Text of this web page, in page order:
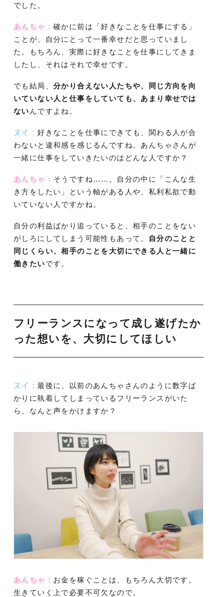
でした。
あんちゃ： 確かに前は「好きなことを仕事にする」
ことが、自分にとって一番幸せだと思っていまし
た。もちろん、実際に好きなことを仕事にしてきま
したし、それはそれで幸せです。
でも結局、 分かり合えない人たちや、同じ方向を向
いていない人と仕事をしていても、あまり幸せでは
ない んですよね。
ヌイ：好きなことを仕事にできても、関わる人が合
わないと違和感を感じるんですね。あんちゃさんが
一緒に仕事をしていきたいのはどんな人ですか？
あんちゃ： そうですね……。自分の中に「こんな生
き方をしたい」という軸がある人や、私利私欲で動
いていない人ですかね。
自分の利益ばかり追っていると、相手のことをない
がしろにしてしまう可能性もあって。
自分のことと
同じくらい、相手のことを大切にできる人と一緒に
働きたいです。
フリーランスになって成し遂げたか
った想いを、大切にしてほしい
ヌイ：最後に、以前のあんちゃさんのように数字ば
かりに執着してしまっているフリーランスがいた
ら、なんと声をかけますか？
あんちゃ： お金を稼ぐことは、もちろん大切です。
生きていく上で必要不可欠なので。